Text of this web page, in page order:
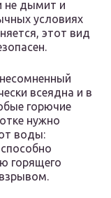
не дымит и
условиях
этот вид
всеядна и в
горючие
нужно
воды:
горящего